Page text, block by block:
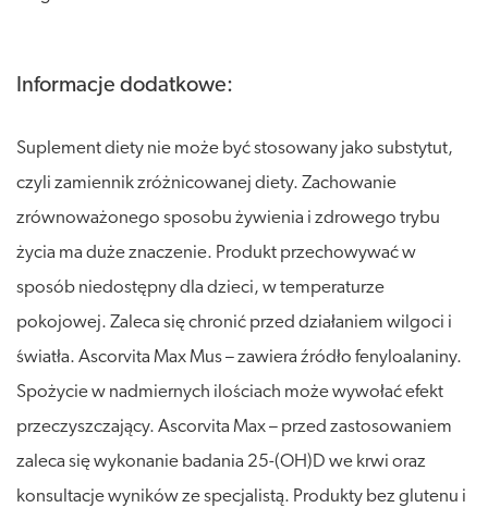
Informacje dodatkowe:
Suplement diety nie może być stosowany jako substytut,
czyli zamiennik zróżnicowanej diety. Zachowanie
zrównoważonego sposobu żywienia i zdrowego trybu
życia ma duże znaczenie. Produkt przechowywać w
sposób niedostępny dla dzieci, w temperaturze
pokojowej. Zaleca się chronić przed działaniem wilgoci i
światła. Ascorvita Max Mus – zawiera źródło fenyloalaniny.
Spożycie w nadmiernych ilościach może wywołać efekt
przeczyszczający. Ascorvita Max – przed zastosowaniem
zaleca się wykonanie badania 25-(OH)D we krwi oraz
konsultacje wyników ze specjalistą. Produkty bez glutenu i